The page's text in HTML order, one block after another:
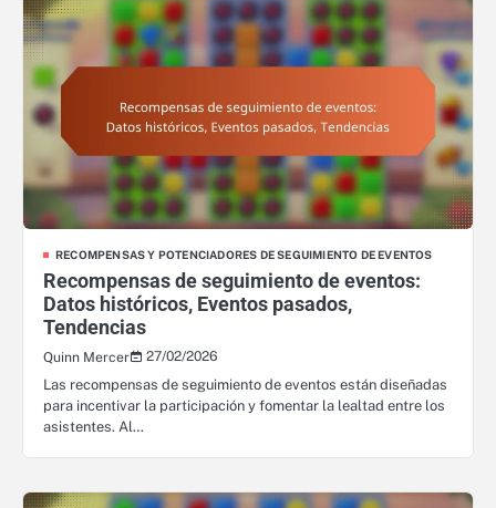
RECOMPENSAS Y POTENCIADORES DE SEGUIMIENTO DE EVENTOS
Recompensas de seguimiento de eventos:
Datos históricos, Eventos pasados,
Tendencias
Quinn Mercer
27/02/2026
Las recompensas de seguimiento de eventos están diseñadas
para incentivar la participación y fomentar la lealtad entre los
asistentes. Al…